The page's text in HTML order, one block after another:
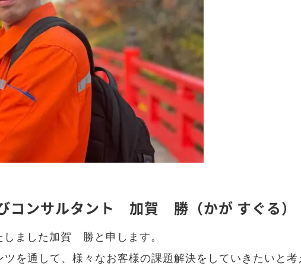
コンサルタント 加賀 勝（かが すぐる）
しました加賀 勝と申します。
を通して、様々なお客様の課題解決をしていきたいと考